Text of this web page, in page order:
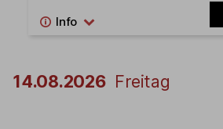
14.08.2026 Freitag